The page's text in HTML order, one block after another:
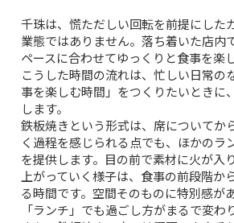
千珠は、慌ただしい回転を前提にした
業態ではありません。落ち着いた店内
ペースに合わせてゆっくりと食事を楽
こうした時間の流れは、忙しい日常の
事を楽しむ時間」をつくりたいときに
します。
鉄板焼きという形式は、席についてか
く過程を感じられる点でも、ほかのラ
を提供します。目の前で素材に火が入
上がっていく様子は、食事の前段階か
る時間です。空間そのものに特別感が
「ランチ」でも過ごし方がまるで変わ